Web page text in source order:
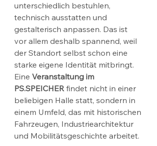
unterschiedlich bestuhlen,
technisch ausstatten und
gestalterisch anpassen. Das ist
vor allem deshalb spannend, weil
der Standort selbst schon eine
starke eigene Identität mitbringt.
Eine Veranstaltung im
PS.SPEICHER findet nicht in einer
beliebigen Halle statt, sondern in
einem Umfeld, das mit historischen
Fahrzeugen, Industriearchitektur
und Mobilitätsgeschichte arbeitet.